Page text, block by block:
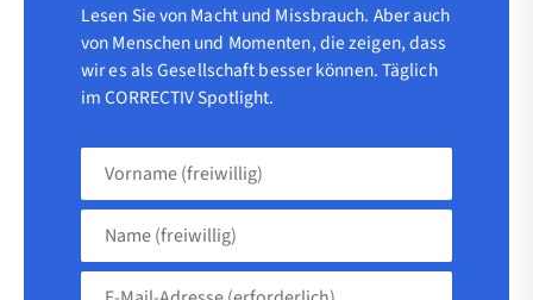
Lesen Sie von Macht und Missbrauch. Aber auch
von Menschen und Momenten, die zeigen, dass
wir es als Gesellschaft besser können. Täglich
im CORRECTIV Spotlight.
Vorname
(freiwillig)
Name
(freiwillig)